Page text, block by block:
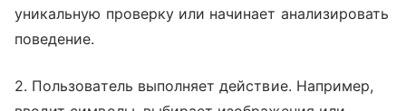
уникальную проверку или начинает анализировать
поведение.
2. Пользователь выполняет действие. Например,